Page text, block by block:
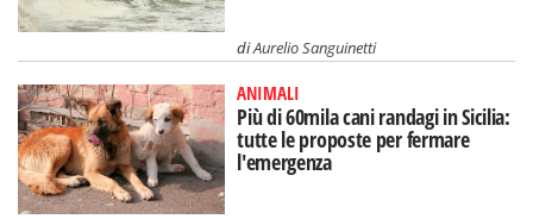
diAurelio Sanguinetti
ANIMALI
Più di 60mila cani randagi in Sicilia:
tutte le proposte per fermare
l'emergenza